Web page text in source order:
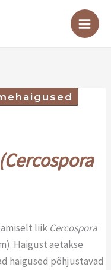
(Cercospora
liik Cercospora
Haigust aetakse
haigused põhjustavad